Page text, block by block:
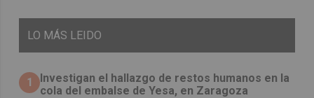
LO MÁS LEIDO
1
Investigan el hallazgo de restos humanos en la
cola del embalse de Yesa, en Zaragoza